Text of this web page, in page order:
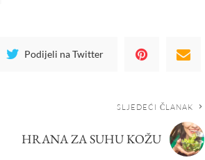
Podijeli na Twitter
SLJEDEĆI ČLANAK
HRANA ZA SUHU KOŽU